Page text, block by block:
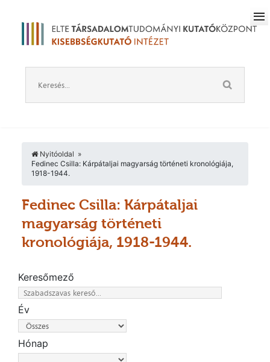
Nyitóoldal
Fedinec Csilla: Kárpátaljai magyarság történeti kronológiája,
1918-1944.
Fedinec Csilla: Kárpátaljai
magyarság történeti
kronológiája, 1918-1944.
Keresőmező
Év
Hónap